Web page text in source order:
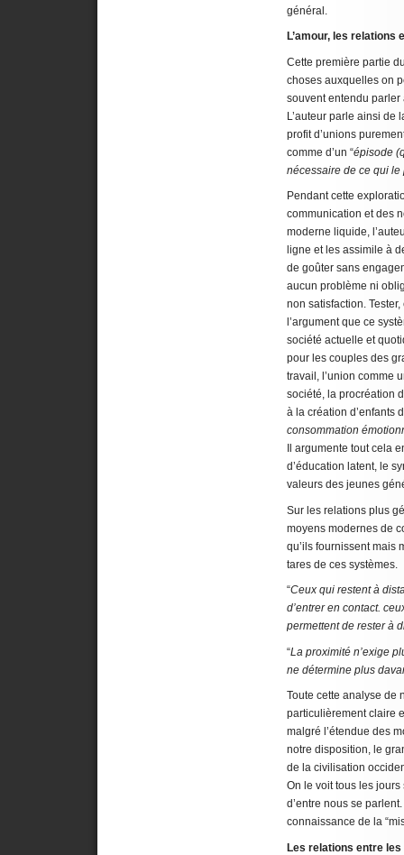
général.
L’amour, les relations
Cette première partie
choses auxquelles on
souvent entendu
L’auteur parle ainsi de
profit d’unions
comme d’un “épisode
nécessaire de ce qui le
Pendant cette
communication et des
moderne liquide,
ligne et les assimile à
de goûter sans
aucun problème ni
non satisfaction.
l’argument que ce
société actuelle et
pour les couples des
travail, l’union comme
société, la procréation
à la création d’enfants
consommation
Il argumente tout cela
d’éducation latent, le
valeurs des jeunes
Sur les relations plus
moyens modernes de
qu’ils fournissent mais
tares de ces systèmes.
“Ceux qui restent à
d’entrer en contact.
permettent de rester à
“La proximité n’exige
ne détermine plus
Toute cette analyse de
particulièrement claire
malgré l’étendue des
notre disposition, le
de la civilisation
On le voit tous les
d’entre nous se
connaissance de la
Les relations entre